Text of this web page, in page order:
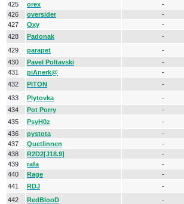
425
orex -
426
oversider -
427
Oxy -
428
Padonak -
429
parapet -
430
Pavel Poltavski -
431
piAnerk@ -
432
PITON -
433
Plytovka -
434
Pot Porry -
435
PsyH0z -
436
pystota -
437
Quetlinnen -
438
R2D2[J18.9] -
439
rafa -
440
Rage -
441
RDJ -
442
RedBlooD -